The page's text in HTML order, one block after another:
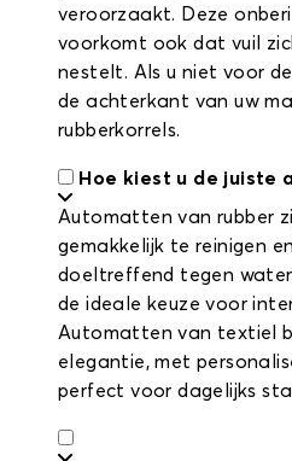
veroorzaakt. Deze
voorkomt ook dat vuil
nestelt. Als u niet voor
de achterkant van uw
rubberkorrels.
Hoe kiest u de juiste
Automatten van rubber
gemakkelijk te reinigen
doeltreffend tegen
de ideale keuze voor
Automatten van textiel
elegantie, met
perfect voor dagelijks